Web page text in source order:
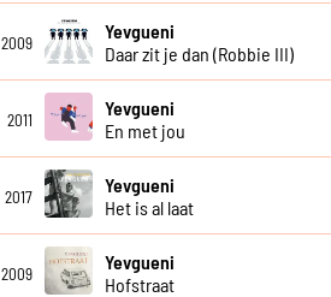
2009
Yevgueni
Daar zit je dan (Robbie III)
2011
Yevgueni
En met jou
2017
Yevgueni
Het is al laat
2009
Yevgueni
Hofstraat